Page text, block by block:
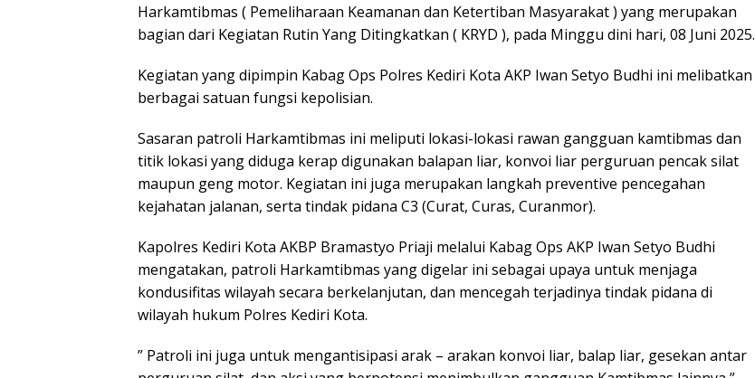
Harkamtibmas ( Pemeliharaan Keamanan dan Ketertiban Masyarakat ) yang merupakan
bagian dari Kegiatan Rutin Yang Ditingkatkan ( KRYD ), pada Minggu dini hari, 08 Juni 2025.
Kegiatan yang dipimpin Kabag Ops Polres Kediri Kota AKP Iwan Setyo Budhi ini melibatkan
berbagai satuan fungsi kepolisian.
Sasaran patroli Harkamtibmas ini meliputi lokasi-lokasi rawan gangguan kamtibmas dan
titik lokasi yang diduga kerap digunakan balapan liar, konvoi liar perguruan pencak silat
maupun geng motor. Kegiatan ini juga merupakan langkah preventive pencegahan
kejahatan jalanan, serta tindak pidana C3 (Curat, Curas, Curanmor).
Kapolres Kediri Kota AKBP Bramastyo Priaji melalui Kabag Ops AKP Iwan Setyo Budhi
mengatakan, patroli Harkamtibmas yang digelar ini sebagai upaya untuk menjaga
kondusifitas wilayah secara berkelanjutan, dan mencegah terjadinya tindak pidana di
wilayah hukum Polres Kediri Kota.
” Patroli ini juga untuk mengantisipasi arak – arakan konvoi liar, balap liar, gesekan antar